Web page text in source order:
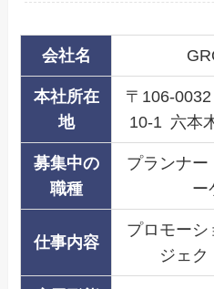
会社名
本社所在
地
〒106-
10-1 六本
募集中の
職種
プランナー
ー
仕事内容
プロモーシ
ジェ